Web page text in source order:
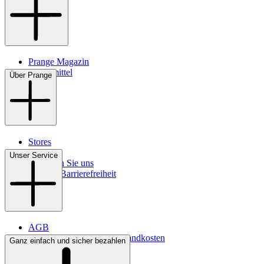
Prange Magazin
Pflegemittel
Über Prange
Stores
Kontakt
So finden Sie uns
Digitale Barrierefreiheit
Unser Service
AGB
Lieferbedingungen & Versandkosten
Bezahlung
Ganz einfach und sicher bezahlen